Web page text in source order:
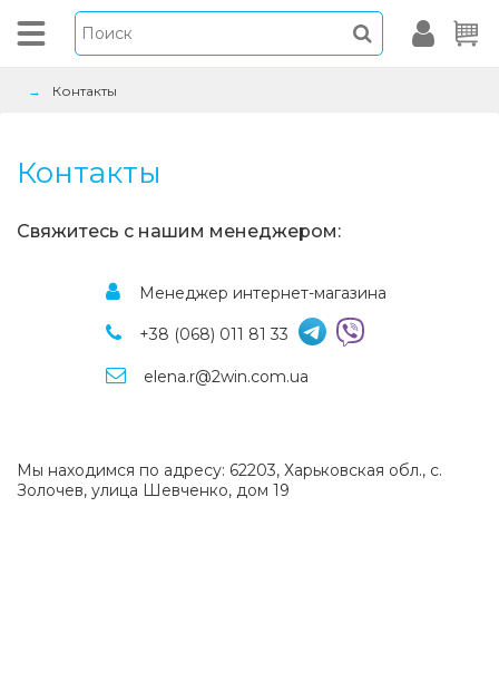
Контакты
Контакты
Свяжитесь с нашим менеджером:
Менеджер интернет-магазина
+38 (068) 011 81 33
elena.r@2win.com.ua
Мы находимся по адресу: 62203, Харьковская обл., с.
Золочев, улица Шевченко, дом 19